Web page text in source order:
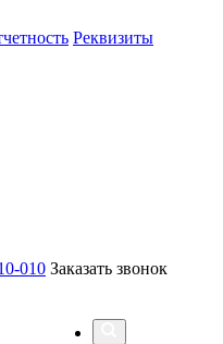
Реквизиты
010 Заказать звонок